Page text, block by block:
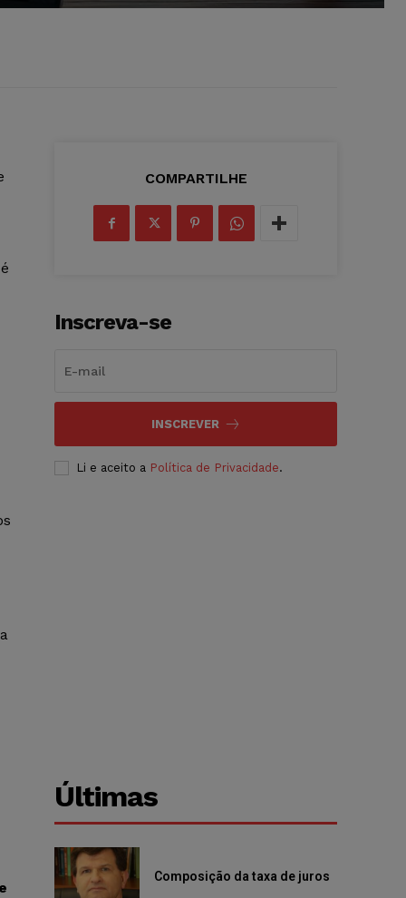
COMPARTILHE
Inscreva-se
INSCREVER
Li e aceito a Política de Privacidade.
Últimas
Composição da taxa de juros